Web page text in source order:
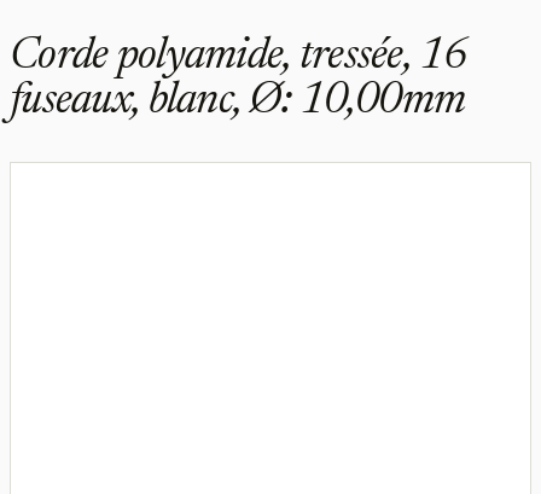
Corde polyamide, tressée, 16
fuseaux, blanc, Ø: 10,00mm